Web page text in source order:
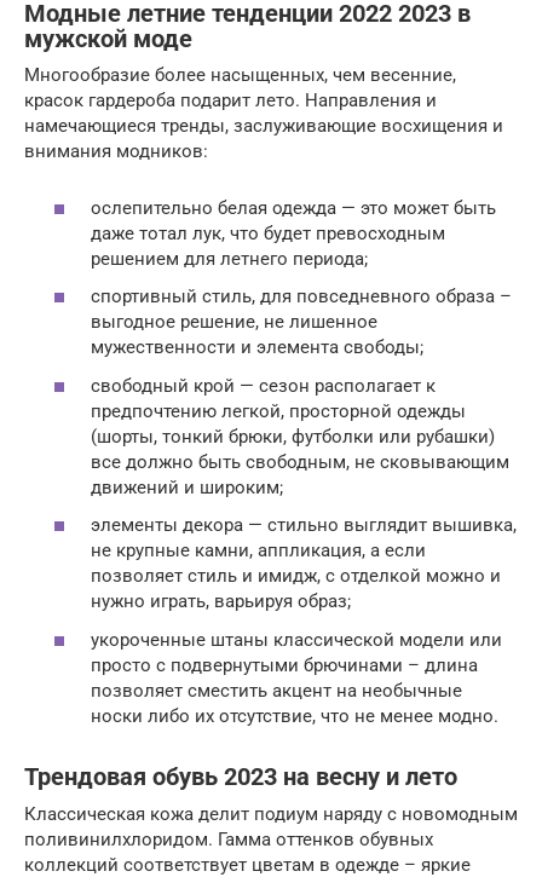
Модные летние тенденции 2022 2023 в
мужской моде
Многообразие более насыщенных, чем весенние,
красок гардероба подарит лето. Направления и
намечающиеся тренды, заслуживающие восхищения и
внимания модников:
ослепительно белая одежда — это может быть
даже тотал лук, что будет превосходным
решением для летнего периода;
спортивный стиль, для повседневного образа –
выгодное решение, не лишенное
мужественности и элемента свободы;
свободный крой — сезон располагает к
предпочтению легкой, просторной одежды
(шорты, тонкий брюки, футболки или рубашки)
все должно быть свободным, не сковывающим
движений и широким;
элементы декора — стильно выглядит вышивка,
не крупные камни, аппликация, а если
позволяет стиль и имидж, с отделкой можно и
нужно играть, варьируя образ;
укороченные штаны классической модели или
просто с подвернутыми брючинами – длина
позволяет сместить акцент на необычные
носки либо их отсутствие, что не менее модно.
Трендовая обувь 2023 на весну и лето
Классическая кожа делит подиум наряду с новомодным
поливинилхлоридом. Гамма оттенков обувных
коллекций соответствует цветам в одежде – яркие